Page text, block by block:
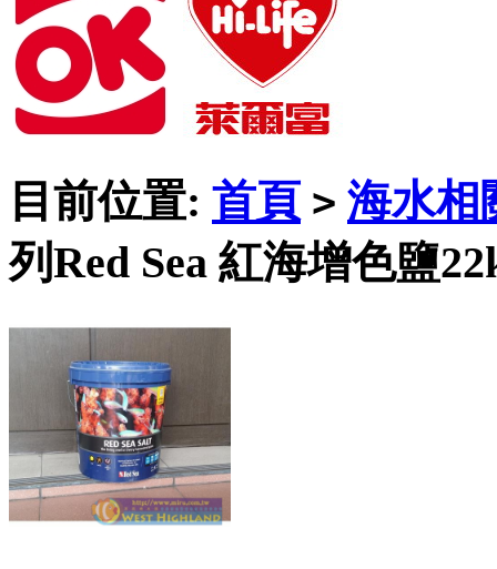
目前位置: 首頁 > 海水相
列Red Sea 紅海增色鹽